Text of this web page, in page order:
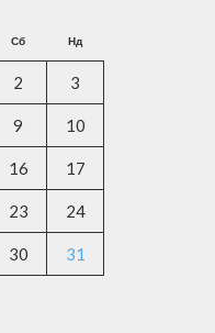
Сб Нд
2 3
9 10
16 17
23 24
30 31